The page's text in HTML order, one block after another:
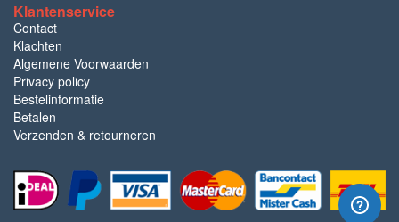
Klantenservice
Contact
Klachten
Algemene Voorwaarden
Privacy policy
Bestelinformatie
Betalen
Verzenden & retourneren